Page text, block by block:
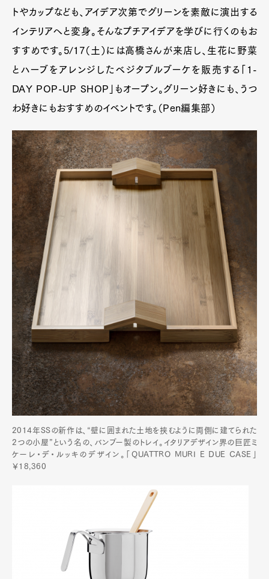
トやカップなども、アイデア次第でグリーンを素敵に演出する
インテリアへと変身。そんなプチアイデアを学びに行くのもお
すすめです。5/17（土）には高橋さんが来店し、生花に野菜
とハーブをアレンジしたベジタブルブーケを販売する「1-
DAY POP-UP SHOP」もオープン。グリーン好きにも、うつ
わ好きにもおすすめのイベントです。（Pen編集部）
2014年SSの新作は、“壁に囲まれた土地を挟むように両側に建てられた
2つの小屋”という名の、バンブー製のトレイ。イタリアデザイン界の巨匠ミ
ケーレ・デ・ルッキのデザイン。「QUATTRO MURI E DUE CASE」
￥18,360